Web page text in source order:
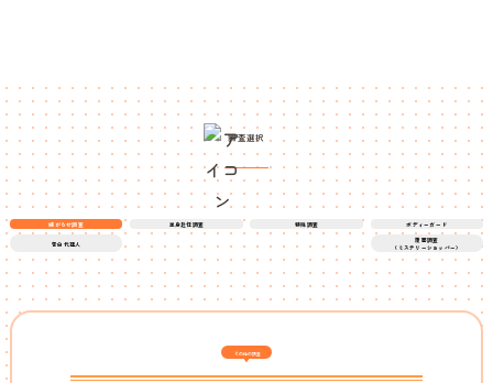
調査選択
嫌がらせ調査 単身赴任調査 特殊調査 ボディーガード
告白代理人
覆面調査
（ミステリーショッパー）
その他の調査